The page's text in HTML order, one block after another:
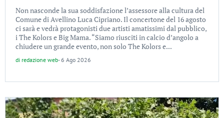
Non nasconde la sua soddisfazione l’assessore alla cultura del
Comune di Avellino Luca Cipriano. Il concertone del 16 agosto
ci sarà e vedrà protagonisti due artisti amatissimi dal pubblico,
i The Kolors e Big Mama. “Siamo riusciti in calcio d’angolo a
chiudere un grande evento, non solo The Kolors e...
di redazione web-6 Ago 2026